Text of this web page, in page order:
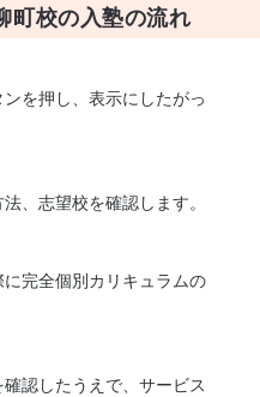
町校の入塾の流れ
を押し、表示にしたがっ
、志望校を確認します。
完全個別カリキュラムの
認したうえで、サービス